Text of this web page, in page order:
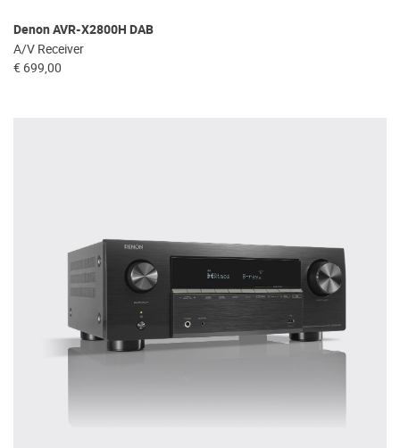
Denon AVR-X2800H DAB
A/V Receiver
€ 699,00